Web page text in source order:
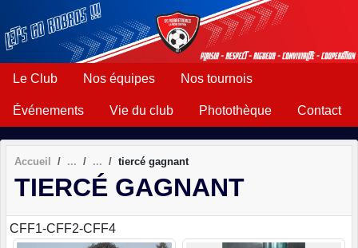
Le Club Nos équipes Nos tournois
Événements Vie du club Photothèque Contact
Accueil tiercé gagnant
TIERCÉ GAGNANT
CFF1-CFF2-CFF4
Panneau de gestion des cookies